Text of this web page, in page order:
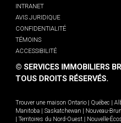
INTRANET
AVIS JURIDIQUE
CONFIDENTIALITÉ
TÉMOINS
ACCESSIBILITÉ
© SERVICES IMMOBILIERS
TOUS DROITS RÉSERVÉS.
Trouver une maison Ontario | Québec |
Manitoba | Saskatchewan | Nouveau-
| Territoires du Nord-Ouest | Nouvelle-